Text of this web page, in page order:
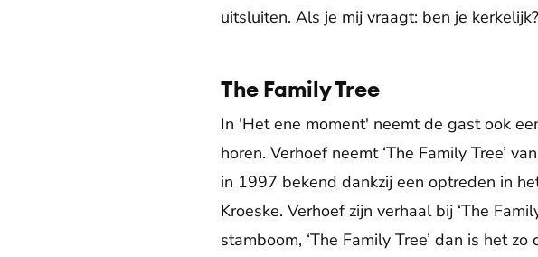
uitsluiten. Als je mij vraagt: ben je
The Family Tree
In 'Het ene moment' neemt de gast ook
horen. Verhoef neemt ‘The Family Tree’
in 1997 bekend dankzij een optreden in
Kroeske. Verhoef zijn verhaal bij ‘The
stamboom, ‘The Family Tree’ dan is het